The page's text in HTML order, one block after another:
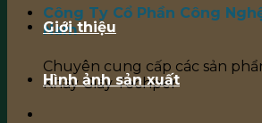
Công Ty Cổ Phần Công
Nam
Chuyên cung cấp các sản
Khay Giấy Techper
Giới thiệu
Hình ảnh sản xuất